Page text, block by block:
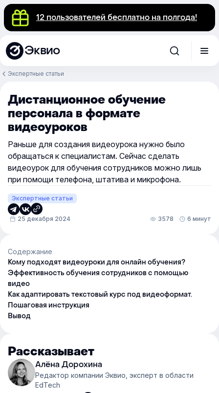
12 пользователей бесплатно на полгода!
Эквио
Экспертные статьи
Дистанционное обучение
персонала в формате
видеоуроков
Раньше для создания видеоурока нужно было
обращаться к специалистам. Сейчас сделать
видеоурок для обучения сотрудников можно лишь
при помощи телефона, штатива и микрофона.
Экспертные статьи
25 декабря 2024 3578 6 минут
Содержание
Кому подходят видеоуроки для онлайн обучения?
Эффективность обучения сотрудников с помощью
видео
Как адаптировать текстовый курс под видеоформат.
Пошаговая инструкция
Вывод
Рассказывает
Алёна Дорохина
Редактор компании Эквио, эксперт в области
EdTech